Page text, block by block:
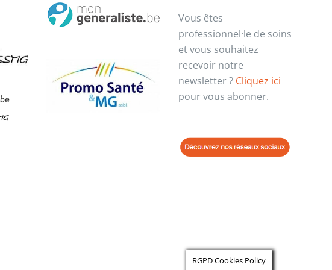
Vous êtes
professionnel·le de soins
et vous souhaitez
recevoir notre
newsletter ? Cliquez ici
pour vous abonner.
RGPD Cookies Policy